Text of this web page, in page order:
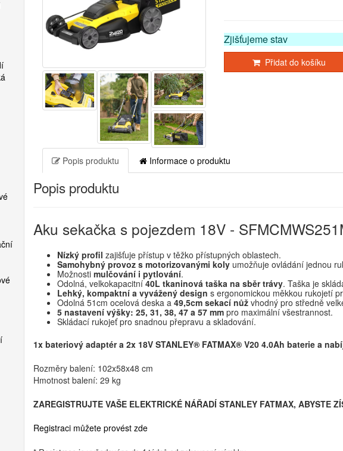
Zjišťujeme stav
Přidat do košíku
Popis produktu Informace o produktu
Popis produktu
Aku sekačka s pojezdem 18V -
Nízký profil zajišťuje přístup v těžko přístupných oblastech.
Samohybný provoz s motorizovanými koly umožňuje ovládání jednou
Možnosti mulčování i pytlování.
Odolná, velkokapacitní 40L tkaninová taška na sběr trávy. Taška je
Lehký, kompaktní a vyvážený design s ergonomickou měkkou rukojetí
Odolná 51cm ocelová deska a 49,5cm sekací nůž vhodný pro středně
5 nastavení výšky: 25, 31, 38, 47 a 57 mm pro maximální všestrannost.
Skládací rukojeť pro snadnou přepravu a skladování.
1x bateriový adaptér a 2x 18V STANLEY® FATMAX® V20 4.0Ah baterie a
Rozměry balení: 102x58x48 cm
Hmotnost balení: 29 kg
ZAREGISTRUJTE VAŠE ELEKTRICKÉ NÁŘADÍ STANLEY FATMAX, ABYSTE
Registraci můžete provést zde